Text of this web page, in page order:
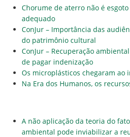
Chorume de aterro não é
adequado
ConJur – Importância das
do patrimônio cultural
ConJur – Recuperação
de pagar indenização
Os microplásticos chegaram ao
Na Era dos Humanos, os
A não aplicação da teoria do
ambiental pode inviabilizar a